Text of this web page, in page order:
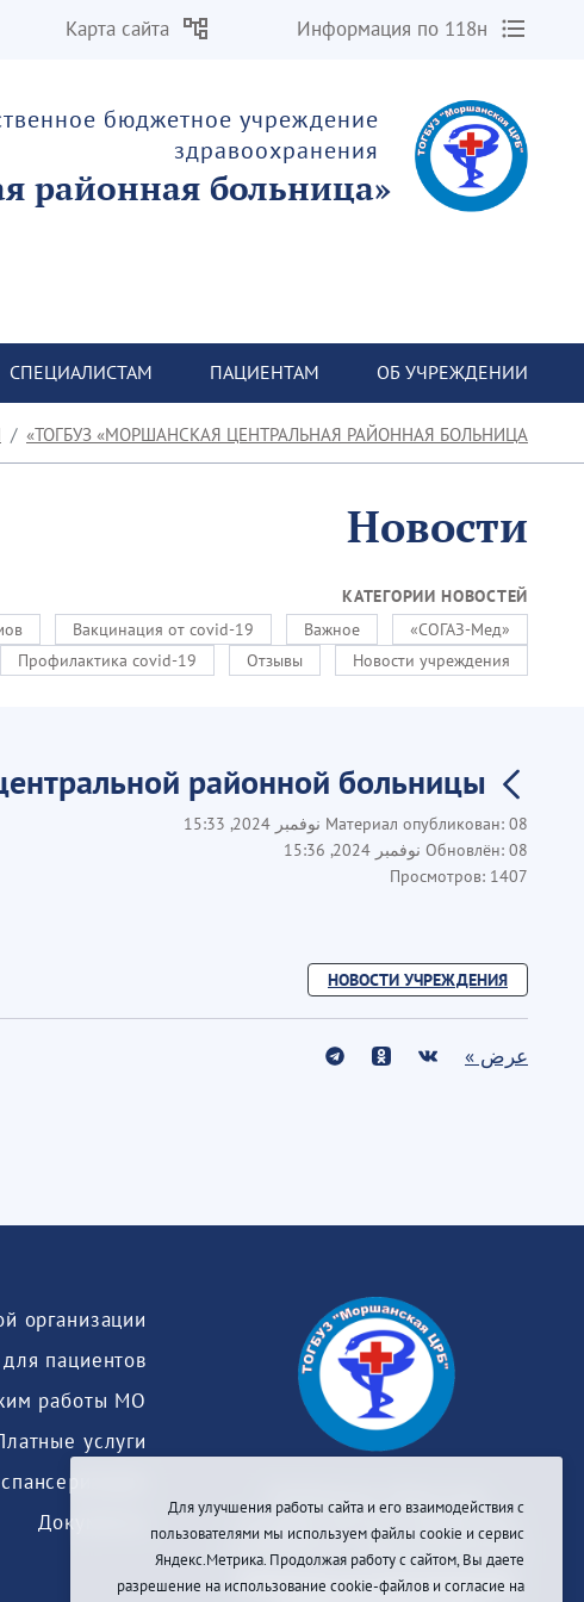
Информация по 118н
Карта сайта
бюджетное учреждение
здравоохранения
«Моршанская центральная районная больница»
ОБ УЧРЕЖДЕНИИ
ПАЦИЕНТАМ
СПЕЦИАЛИСТАМ
ТОГБУЗ «МОРШАНСКАЯ ЦЕНТРАЛЬНАЯ РАЙОННАЯ БОЛЬНИЦА»
Новости
КАТЕГОРИИ НОВОСТЕЙ
«СОГАЗ-Мед»
Важное
Вакцинация от covid-19
Новости учреждения
Отзывы
Профилактика covid-19
районной больницы
Материал опубликован: 08 نوفمبر 2024, 15:33
Обновлён: 08 نوفمبر 2024, 15:36
Просмотров: 1407
НОВОСТИ УЧРЕЖДЕНИЯ
عرض »
Тамбовское областное
государственное бюджетное
учреждение здравоохранения
«МОРШАНСКАЯ ЦЕНТРАЛЬНАЯ
пациентов
работы МО
услуги
Документы
Для улучшения работы сайта и его взаимодействия с
пользователями мы используем файлы cookie и сервис
Яндекс.Метрика. Продолжая работу с сайтом, Вы даете
разрешение на использование cookie-файлов и согласие на